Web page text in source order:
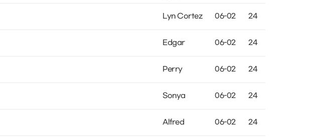
Lyn Cortez 06-02 24
Edgar 06-02 24
Perry 06-02 24
Sonya 06-02 24
Alfred 06-02 24